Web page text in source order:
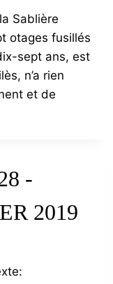
Sablière
otages fusillés
sept ans, est
n’a rien
et de
-
2019